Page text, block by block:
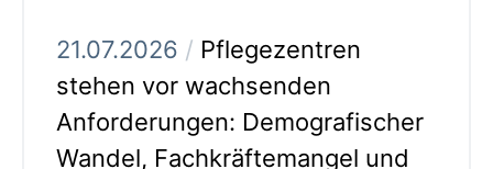
21.07.2026 / Pflegezentren
stehen vor wachsenden
Anforderungen: Demografischer
Wandel, Fachkräftemangel und